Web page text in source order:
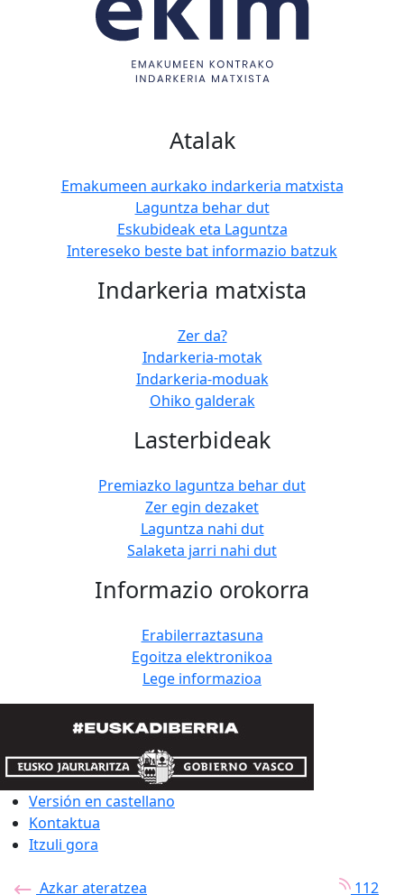
Atalak
Emakumeen aurkako indarkeria matxista
Laguntza behar dut
Eskubideak eta Laguntza
Intereseko beste bat informazio batzuk
Indarkeria matxista
Zer da?
Indarkeria-motak
Indarkeria-moduak
Ohiko galderak
Lasterbideak
Premiazko laguntza behar dut
Zer egin dezaket
Laguntza nahi dut
Salaketa jarri nahi dut
Informazio orokorra
Erabilerraztasuna
Egoitza elektronikoa
Lege informazioa
Versión en castellano
Kontaktua
Itzuli gora
Azkar ateratzea 112